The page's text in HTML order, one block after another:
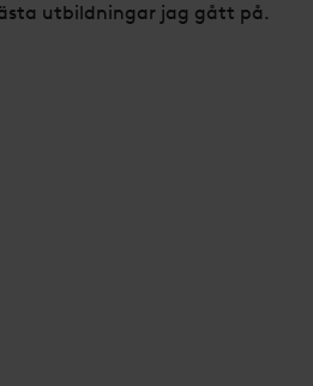
utbildningar jag gått på.